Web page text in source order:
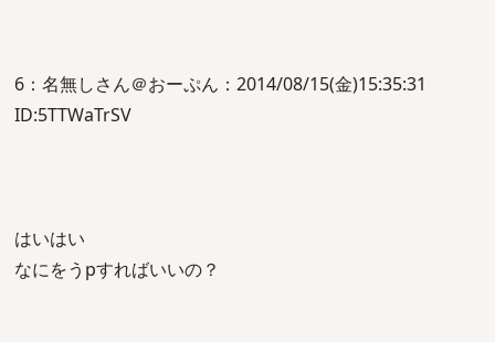
6：名無しさん＠おーぷん：2014/08/15(金)15:35:31
ID:5TTWaTrSV
はいはい
なにをうpすればいいの？